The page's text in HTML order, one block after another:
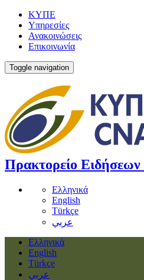
ΚΥΠΕ
Υπηρεσίες
Ανακοινώσεις
Επικοινωνία
Toggle navigation
Πρακτορείο Ειδήσεων
Ελληνικά
English
Türkçe
عربي
Ελληνικά
English
Türkçe
عربي